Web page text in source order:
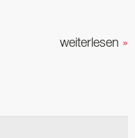
weiterlesen »